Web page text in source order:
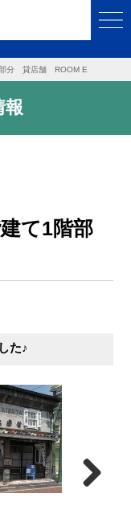
分 貸店舗 ROOM E
報
て1階部
た♪